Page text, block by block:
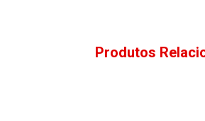
Produtos